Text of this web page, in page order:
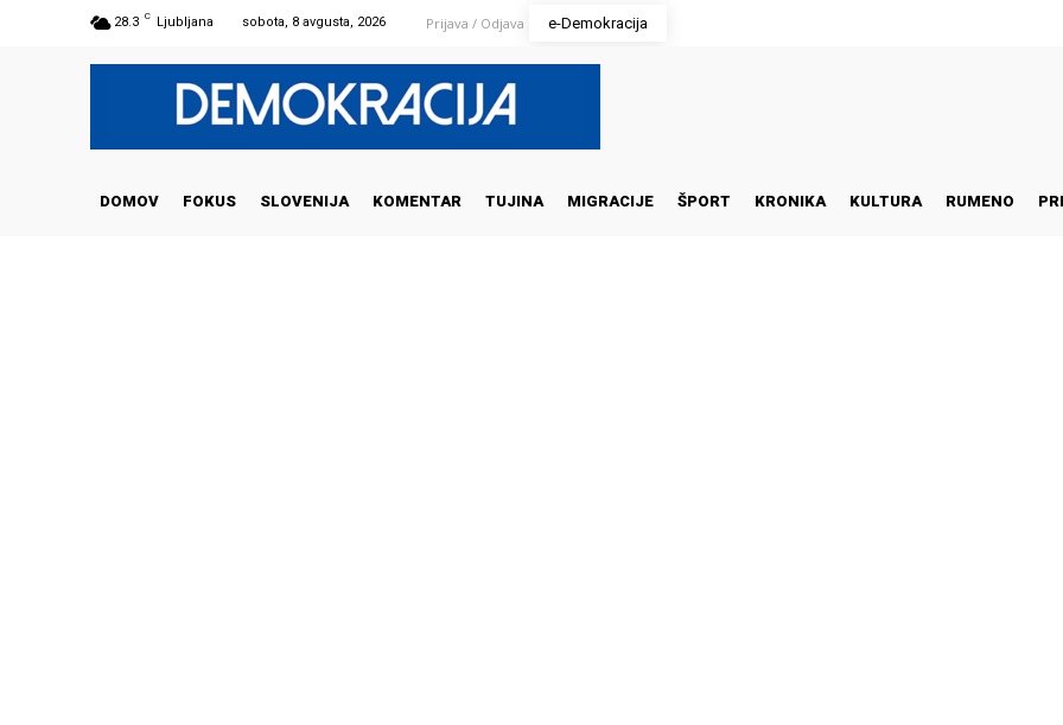
28.3 C Ljubljana sobota, 8 avgusta, 2026 Prijava / Odjava e-Demokracija
DOMOV FOKUS SLOVENIJA KOMENTAR TUJINA MIGRACIJE ŠPORT KRONIKA KULTURA RUMENO